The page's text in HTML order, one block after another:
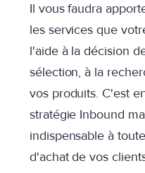
Il vous faudra
les services que
l'aide à la décision
sélection, à la
vos produits. C'est
stratégie Inbound
indispensable à
d'achat de vos